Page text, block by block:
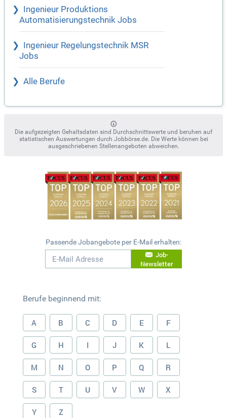
Ingenieur Produktions
Automatisierungstechnik Jobs
Ingenieur Regelungstechnik MSR
Jobs
Alle Berufe
Die aufgezeigten Gehaltsdaten sind Durchschnittswerte und beruhen auf
statistischen Auswertungen durch Jobbörse.de. Die Werte können bei
ausgeschriebenen Stellenangeboten abweichen.
Passende Jobangebote per E-Mail erhalten:
Job-
Newsletter
Berufe beginnend mit:
A B C D E F
G H I J K L
M N O P Q R
S T U V W X
Y Z